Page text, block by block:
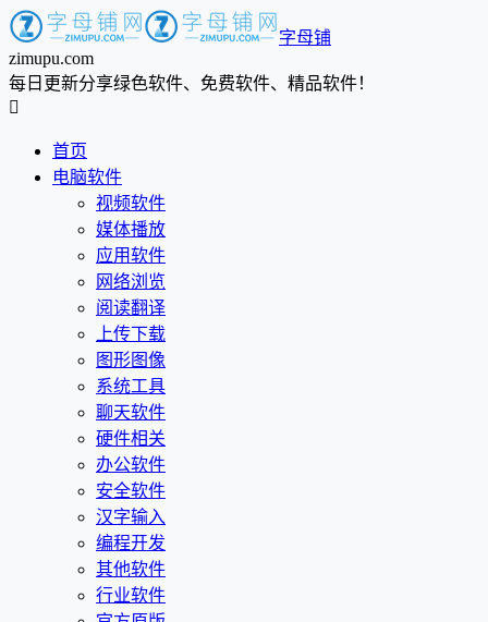
字母铺
zimupu.com
每日更新分享绿色软件、免费软件、精品软件！

首页
电脑软件
视频软件
媒体播放
应用软件
网络浏览
阅读翻译
上传下载
图形图像
系统工具
聊天软件
硬件相关
办公软件
安全软件
汉字输入
编程开发
其他软件
行业软件